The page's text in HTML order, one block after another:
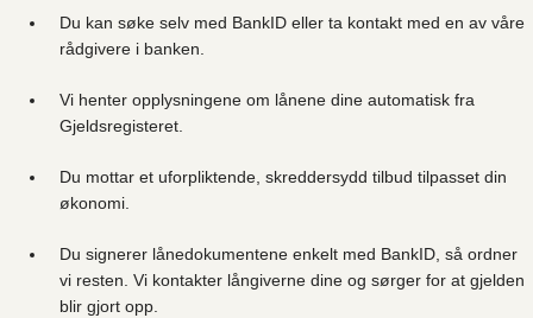
Du kan søke selv med BankID eller ta kontakt med en av våre
rådgivere i banken.
Vi henter opplysningene om lånene dine automatisk fra
Gjeldsregisteret.
Du mottar et uforpliktende, skreddersydd tilbud tilpasset din
økonomi.
Du signerer lånedokumentene enkelt med BankID, så ordner
vi resten. Vi kontakter långiverne dine og sørger for at gjelden
blir gjort opp.